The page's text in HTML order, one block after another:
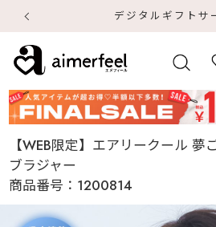
デジタルギフトサ
【WEB限定】エアリークール
ブラジャー
商品番号： 1200814